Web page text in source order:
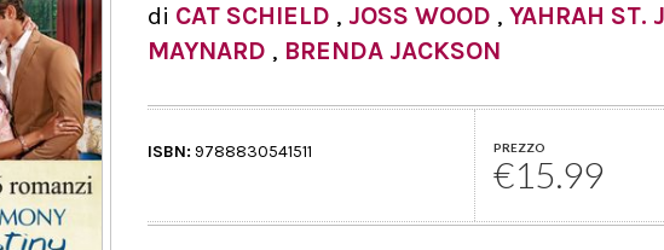
di CAT SCHIELD , JOSS WOOD ,YAHRAH ST.
MAYNARD , BRENDA JACKSON
ISBN: 9788830541511 PREZZO
€15.99